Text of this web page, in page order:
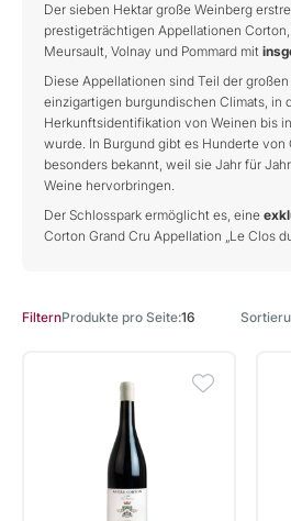
Der sieben Hektar große Weinberg
prestigeträchtigen Appellationen
Meursault, Volnay und Pommard mit
Diese Appellationen sind Teil der
einzigartigen burgundischen Climats, in
Herkunftsidentifikation von Weinen bis
wurde. In Burgund gibt es Hunderte
besonders bekannt, weil sie Jahr für
Weine hervorbringen.
Der Schlosspark ermöglicht es, eine
Corton Grand Cru Appellation „Le Clos
FilternProdukte pro Seite 16